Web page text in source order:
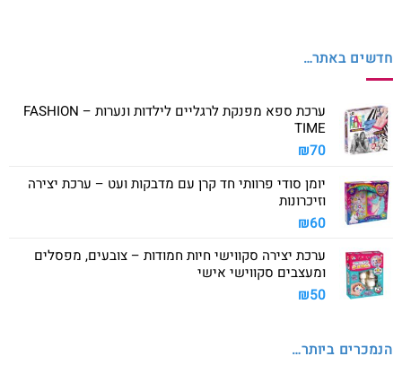
חדשים באתר…
ערכת ספא מפנקת לרגליים לילדות ונערות – FASHION
TIME
₪70
יומן סודי פרוותי חד קרן עם מדבקות ועט – ערכת יצירה
וזיכרונות
₪60
ערכת יצירה סקווישי חיות חמודות – צובעים, מפסלים
ומעצבים סקווישי אישי
₪50
הנמכרים ביותר…